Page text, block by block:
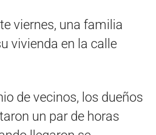
viernes, una familia
vivienda en la calle
de vecinos, los dueños
un par de horas